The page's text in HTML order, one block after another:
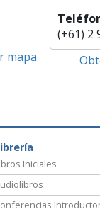
mapa
(+61) 2
Iniciales